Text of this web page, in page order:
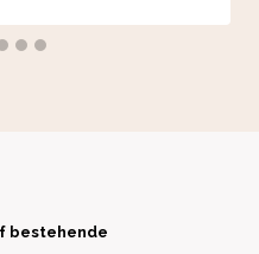
bestehende